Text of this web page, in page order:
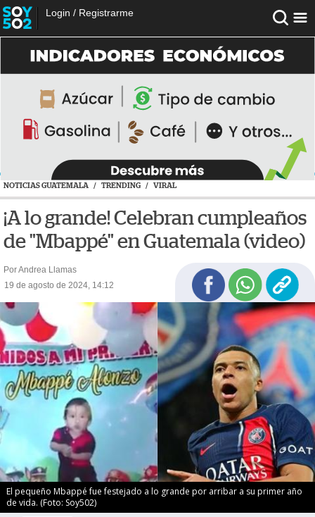
Login / Registrarme
NOTICIAS GUATEMALA / TRENDING / VIRAL
¡A lo grande! Celebran cumpleaños
de "Mbappé" en Guatemala (video)
Por Andrea Llamas
19 de agosto de 2024, 14:12
El pequeño Mbappé fue festejado a lo grande por arribar a su primer año
de vida. (Foto: Soy502)